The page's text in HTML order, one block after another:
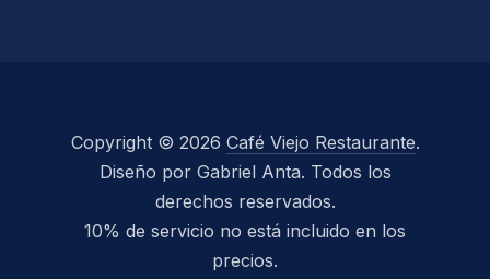
Copyright © 2026 Café Viejo Restaurante.
Diseño por Gabriel Anta. Todos los
derechos reservados.
10% de servicio no está incluido en los
precios.